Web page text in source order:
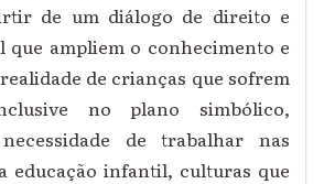
de um diálogo de direito e
que ampliem o conhecimento e
de crianças que sofrem
no plano simbólico,
de trabalhar nas
educação infantil, culturas que